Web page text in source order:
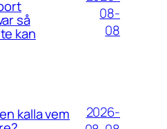
så
kan
08-
08
kalla vem
2026-